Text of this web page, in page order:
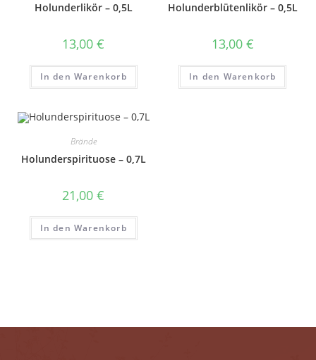
Holunderlikör – 0,5L
13,00€
In den Warenkorb
Holunderblütenlikör – 0,5L
13,00 €
In den Warenkorb
Brände
Holunderspirituose – 0,7L
21,00€
In den Warenkorb